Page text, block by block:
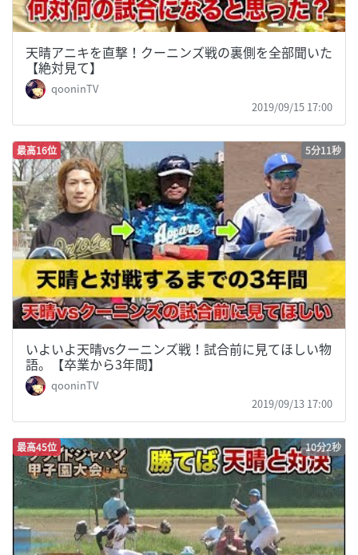
天晴アニキを直撃！クーニンズ戦の裏側を全部聞いた
【絶対見て】
qooninTV
2019/09/15 17:00
最高16位 5分11秒
いよいよ天晴vsクーニンズ戦！試合前に見てほしい物
語。【卒業から3年間】
qooninTV
2019/09/13 17:00
最高45位 10分2秒